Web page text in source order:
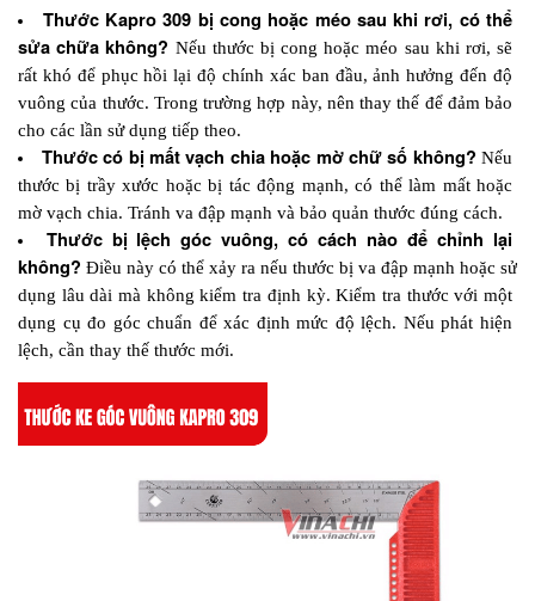
Thước Kapro 309 bị cong hoặc méo sau khi rơi, có thể
sửa chữa không? Nếu thước bị cong hoặc méo sau khi rơi, sẽ
rất khó để phục hồi lại độ chính xác ban đầu, ảnh hưởng đến độ
vuông của thước. Trong trường hợp này, nên thay thế để đảm bảo
cho các lần sử dụng tiếp theo.
Thước có bị mất vạch chia hoặc mờ chữ số không? Nếu
thước bị trầy xước hoặc bị tác động mạnh, có thể làm mất hoặc
mờ vạch chia. Tránh va đập mạnh và bảo quản thước đúng cách.
Thước bị lệch góc vuông, có cách nào để chỉnh lại
không? Điều này có thể xảy ra nếu thước bị va đập mạnh hoặc sử
dụng lâu dài mà không kiểm tra định kỳ. Kiểm tra thước với một
dụng cụ đo góc chuẩn để xác định mức độ lệch. Nếu phát hiện
lệch, cần thay thế thước mới.